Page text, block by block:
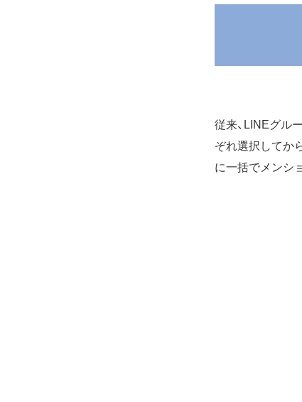
従来、LINEグル
ぞれ選択してか
に一括でメンシ